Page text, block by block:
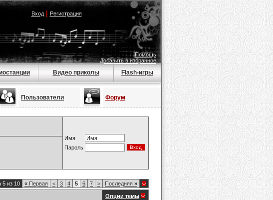
Вход| Регистрация
Помощь
Добавить в избранное
Видео приколы Flash-игры
Пользователи Форум
Имя
Пароль
5 из 10 « Первая < 3 4 5 6 7 > Последняя »
Опции темы